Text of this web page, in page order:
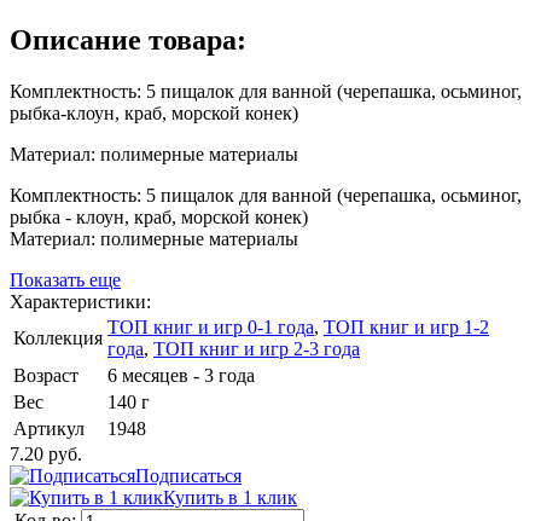
Описание товара:
Комплектность: 5 пищалок для ванной (черепашка, осьминог,
рыбка-клоун, краб, морской конек)
Материал: полимерные материалы
Комплектность: 5 пищалок для ванной (черепашка, осьминог,
рыбка - клоун, краб, морской конек)
Материал: полимерные материалы
Показать еще
Характеристики:
Коллекция
ТОП книг и игр 0-1 года, ТОП книг и игр 1-2
года, ТОП книг и игр 2-3 года
Возраст
6 месяцев - 3 года
Вес
140 г
Артикул
1948
7.20 руб.
Подписаться
Купить в 1 клик